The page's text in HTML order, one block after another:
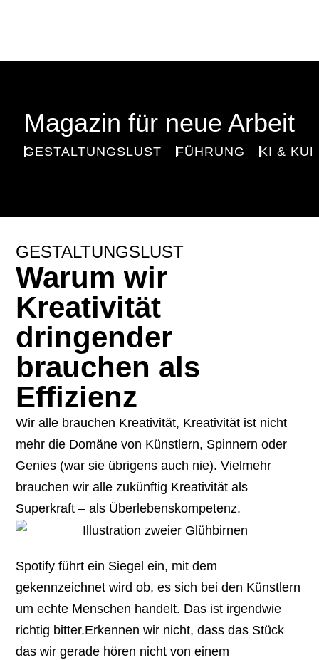
Magazin für neue Arbeit
GESTALTUNGSLUST FÜHRUNG KI &
GESTALTUNGSLUST
Warum wir
Kreativität
dringender
brauchen als
Effizienz
Wir alle brauchen Kreativität, Kreativität ist nicht
mehr die Domäne von Künstlern, Spinnern oder
Genies (war sie übrigens auch nie). Vielmehr
brauchen wir alle zukünftig Kreativität als
Superkraft – als Überlebenskompetenz.
Spotify führt ein Siegel ein, mit dem
gekennzeichnet wird ob, es sich bei den Künstlern
um echte Menschen handelt. Das ist irgendwie
richtig bitter.Erkennen wir nicht, dass das Stück
das wir gerade hören nicht von einem